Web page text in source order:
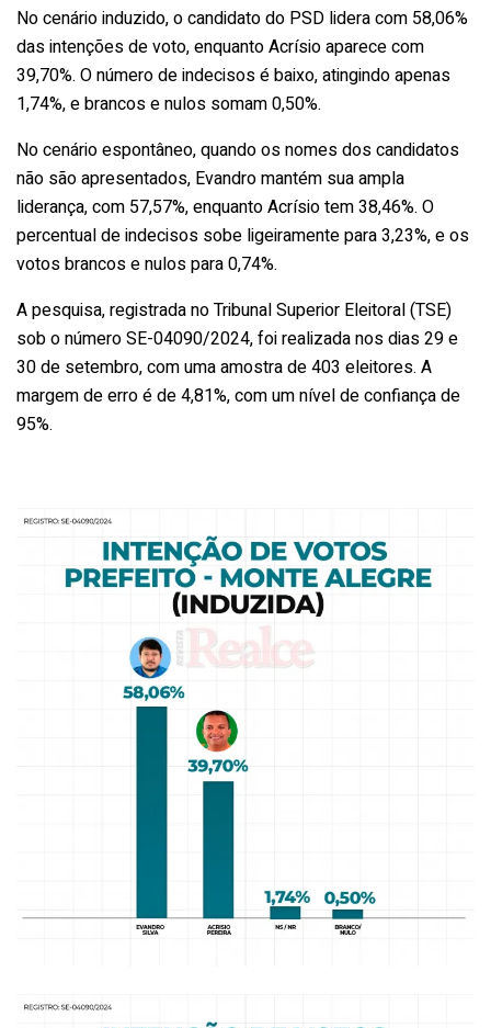
No cenário induzido, o candidato do PSD lidera com 58,06%
das intenções de voto, enquanto Acrísio aparece com
39,70%. O número de indecisos é baixo, atingindo apenas
1,74%, e brancos e nulos somam 0,50%.
No cenário espontâneo, quando os nomes dos candidatos
não são apresentados, Evandro mantém sua ampla
liderança, com 57,57%, enquanto Acrísio tem 38,46%. O
percentual de indecisos sobe ligeiramente para 3,23%, e os
votos brancos e nulos para 0,74%.
A pesquisa, registrada no Tribunal Superior Eleitoral (TSE)
sob o número SE-04090/2024, foi realizada nos dias 29 e
30 de setembro, com uma amostra de 403 eleitores. A
margem de erro é de 4,81%, com um nível de confiança de
95%.